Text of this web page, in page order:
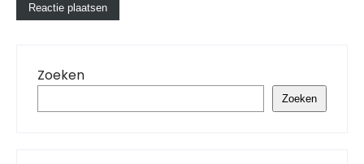
Zoeken
Zoeken